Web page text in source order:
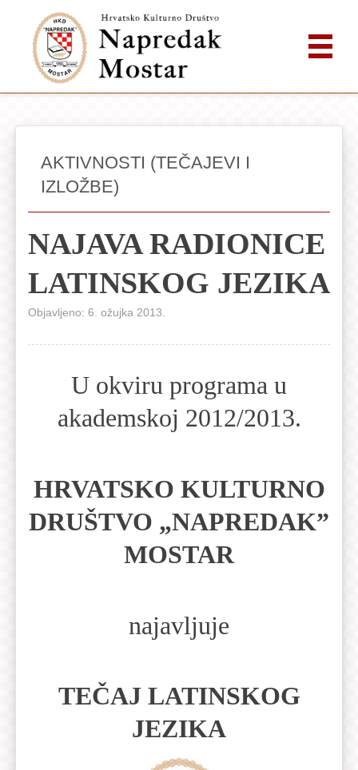
AKTIVNOSTI (TEČAJEVI I
IZLOŽBE)
NAJAVA RADIONICE
LATINSKOG JEZIKA
Objavljeno: 6. ožujka 2013.
U okviru programa u
akademskoj 2012/2013.
HRVATSKO KULTURNO
DRUŠTVO „NAPREDAK”
MOSTAR
najavljuje
TEČAJ LATINSKOG
JEZIKA